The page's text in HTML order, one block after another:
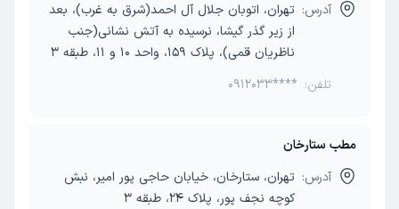
آدرس: تهران، اتوبان جلال آل احمد(شرق به غرب)، بعد
از زیر گذر گیشا، نرسیده به آتش نشانی(جنب
ناظریان قمی)، پلاک 159، واحد 10 و 11، طبقه 3
تلفن: 0912033****
مطب ستارخان
آدرس: تهران، ستارخان، خیابان حاجی پور امیر، نبش
کوچه نجف پور، پلاک 24، طبقه 3